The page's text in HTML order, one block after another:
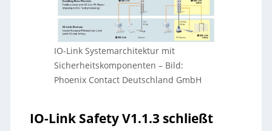
IO-Link Systemarchitektur mit
Sicherheitskomponenten – Bild:
Phoenix Contact Deutschland GmbH
IO-Link Safety V1.1.3 schließt